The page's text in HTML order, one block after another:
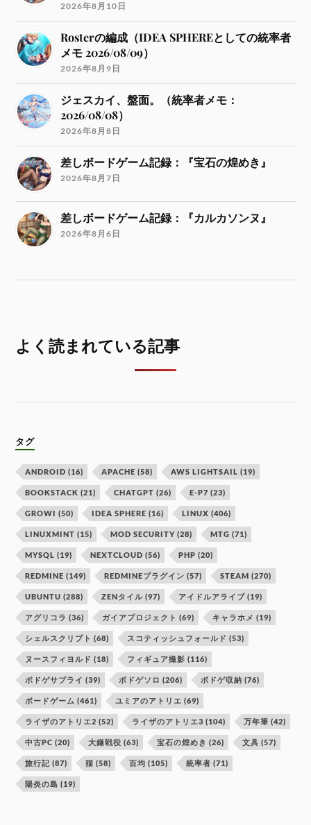
2026年8月10日
Rosterの編成（IDEA SPHEREとしての統率者
メモ 2026/08/09）
2026年8月9日
ジェスカイ、盤面。（統率者メモ：
2026/08/08）
2026年8月8日
差しボードゲーム記録：『宝石の煌めき』
2026年8月7日
差しボードゲーム記録：『カルカソンヌ』
2026年8月6日
よく読まれている記事
タグ
ANDROID (16) APACHE (58) AWS LIGHTSAIL (19)
BOOKSTACK (21) CHATGPT (26) E-P7 (23)
GROWI (50) IDEA SPHERE (16) LINUX (406)
LINUXMINT (15) MOD SECURITY (28) MTG (71)
MYSQL (19) NEXTCLOUD (56) PHP (20)
REDMINE (149) REDMINEプラグイン (57) STEAM (270)
UBUNTU (288) ZENタイル (97) アイドルアライブ (19)
アグリコラ (36) ガイアプロジェクト (69) キャラホメ (19)
シェルスクリプト (68) スコティッシュフォールド (53)
ヌースフィヨルド (18) フィギュア撮影 (116)
ボドゲサプライ (39) ボドゲソロ (206) ボドゲ収納 (76)
ボードゲーム (461) ユミアのアトリエ (69)
ライザのアトリエ2 (52) ライザのアトリエ3 (104) 万年筆 (42)
中古PC (20) 大鎌戦役 (63) 宝石の煌めき (26) 文具 (57)
旅行記 (87) 猫 (58) 百均 (105) 統率者 (71)
陽炎の島 (19)